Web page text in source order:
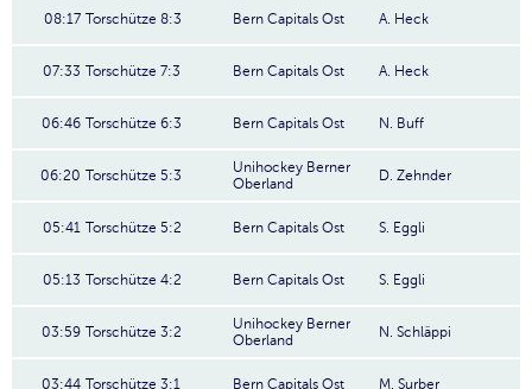
08:17 Torschütze 8:3 Bern Capitals Ost A. Heck
07:33 Torschütze 7:3 Bern Capitals Ost A. Heck
06:46 Torschütze 6:3 Bern Capitals Ost N. Buff
06:20 Torschütze 5:3
Unihockey Berner
Oberland
D. Zehnder
05:41 Torschütze 5:2 Bern Capitals Ost S. Eggli
05:13 Torschütze 4:2 Bern Capitals Ost S. Eggli
03:59 Torschütze 3:2
Unihockey Berner
Oberland
N. Schläppi
03:44 Torschütze 3:1 Bern Capitals Ost M. Surber